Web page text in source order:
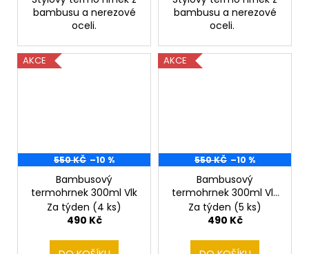
bambusu a nerezové
oceli.
bambusu a nerezové
oceli.
AKCE
550 KČ –10 %
Bambusový
termohrnek 300ml Vlk
Za týden (4 ks)
490 Kč
AKCE
550 KČ –10 %
Bambusový
termohrnek 300ml Vlk
a měsíc
Za týden (5 ks)
490 Kč